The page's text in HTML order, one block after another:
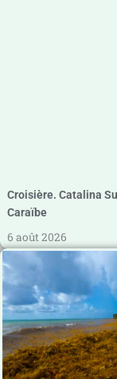
Croisière. Catalina
Caraïbe
6 août 2026